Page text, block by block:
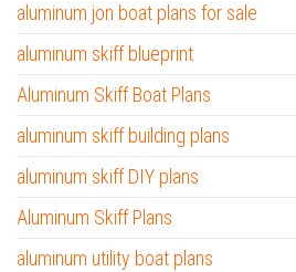
aluminum jon boat plans for sale
aluminum skiff blueprint
Aluminum Skiff Boat Plans
aluminum skiff building plans
aluminum skiff DIY plans
Aluminum Skiff Plans
aluminum utility boat plans